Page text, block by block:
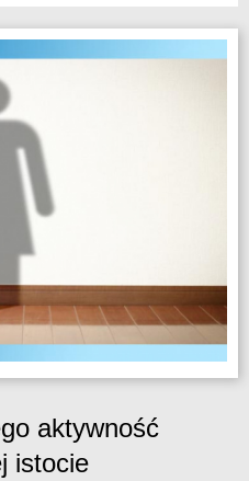
aktywność
istocie